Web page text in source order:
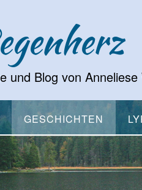
und Blog von Anneliese
GESCHICHTEN